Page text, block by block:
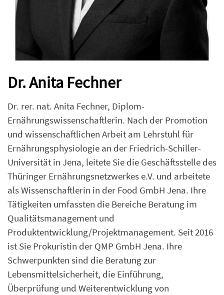
Dr. Anita Fechner
Dr. rer. nat. Anita Fechner, Diplom-
Ernährungswissenschaftlerin. Nach der Promotion
und wissenschaftlichen Arbeit am Lehrstuhl für
Ernährungsphysiologie an der Friedrich-Schiller-
Universität in Jena, leitete Sie die Geschäftsstelle des
Thüringer Ernährungsnetzwerkes e.V. und arbeitete
als Wissenschaftlerin in der Food GmbH Jena. Ihre
Tätigkeiten umfassten die Bereiche Beratung im
Qualitätsmanagement und
Produktentwicklung/Projektmanagement. Seit 2016
ist Sie Prokuristin der QMP GmbH Jena. Ihre
Schwerpunkten sind die Beratung zur
Lebensmittelsicherheit, die Einführung,
Überprüfung und Weiterentwicklung von